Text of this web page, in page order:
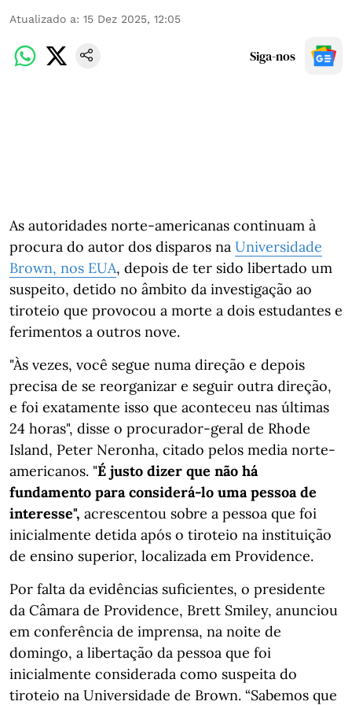
Atualizado a: 15 Dez 2025, 12:05
Siga-nos
As autoridades norte-americanas continuam à
procura do autor dos disparos na Universidade
Brown, nos EUA, depois de ter sido libertado um
suspeito, detido no âmbito da investigação ao
tiroteio que provocou a morte a dois estudantes e
ferimentos a outros nove.
"Às vezes, você segue numa direção e depois
precisa de se reorganizar e seguir outra direção,
e foi exatamente isso que aconteceu nas últimas
24 horas", disse o procurador-geral de Rhode
Island, Peter Neronha, citado pelos media norte-
americanos. "É justo dizer que não há
fundamento para considerá-lo uma pessoa de
interesse", acrescentou sobre a pessoa que foi
inicialmente detida após o tiroteio na instituição
de ensino superior, localizada em Providence.
Por falta da evidências suficientes, o presidente
da Câmara de Providence, Brett Smiley, anunciou
em conferência de imprensa, na noite de
domingo, a libertação da pessoa que foi
inicialmente considerada como suspeita do
tiroteio na Universidade de Brown. “Sabemos que